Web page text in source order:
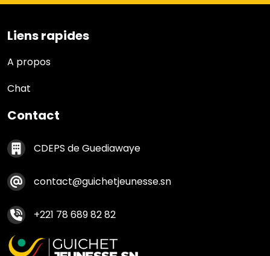
Liens rapides
Liens rapides
A propos
Chat
Contact
Contact footer
CDEPS de Guediawaye
contact@guichetjeunesse.sn
+221 78 689 82 82